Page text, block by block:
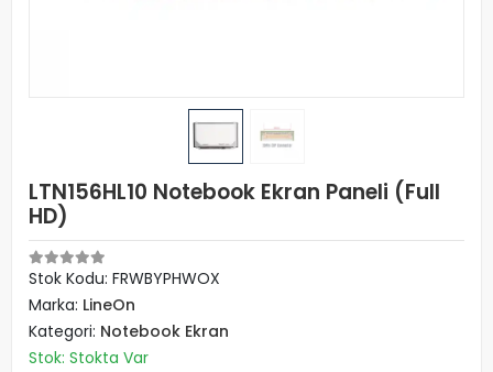
LTN156HL10 Notebook Ekran Paneli (Full
HD)
Stok Kodu: FRWBYPHWOX
Marka: LineOn
Kategori: Notebook Ekran
Stok: Stokta Var